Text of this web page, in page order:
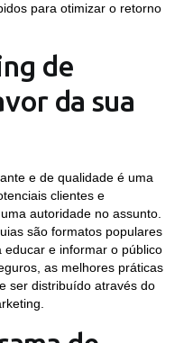
para otimizar o retorno
de
da sua
e de qualidade é uma
clientes e
autoridade no assunto.
são formatos populares
e informar o público
as melhores práticas
ser distribuído através do